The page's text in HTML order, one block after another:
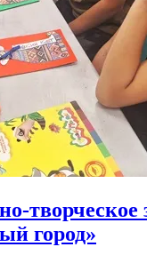
творческое
город»